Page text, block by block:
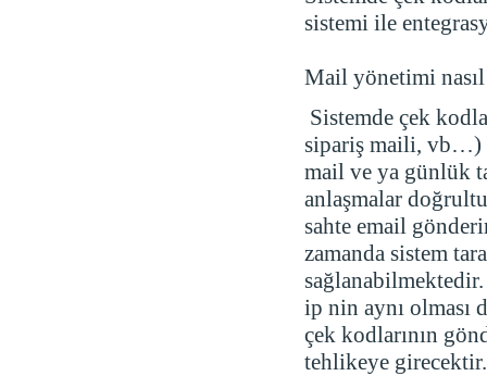
sistemi ile
Mail yönetimi
Sistemde çek
sipariş maili, vb…)
mail ve ya günlük
anlaşmalar
sahte email
zamanda sistem
ip nin aynı olması
çek kodlarının
tehlikeye girecektir.